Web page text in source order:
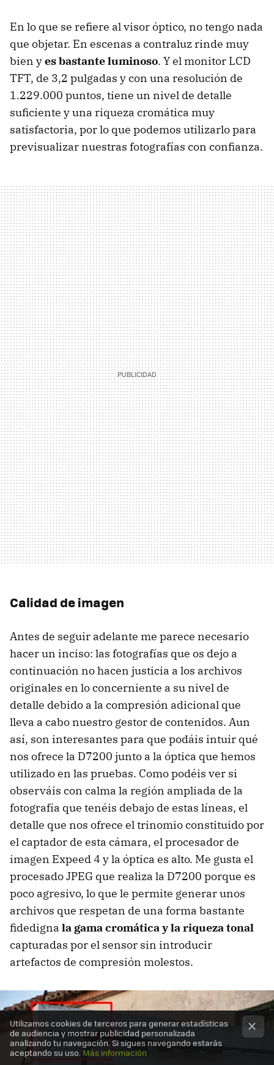
En lo que se refiere al visor óptico, no tengo nada
que objetar. En escenas a contraluz rinde muy
bien yes bastante luminoso. Y el monitor LCD
TFT, de 3,2 pulgadas y con una resolución de
1.229.000 puntos, tiene un nivel de detalle
suficiente y una riqueza cromática muy
satisfactoria, por lo que podemos utilizarlo para
previsualizar nuestras fotografías con confianza.
Calidad de imagen
Antes de seguir adelante me parece necesario
hacer un inciso: las fotografías que os dejo a
continuación no hacen justicia a los archivos
originales en lo concerniente a su nivel de
detalle debido a la compresión adicional que
lleva a cabo nuestro gestor de contenidos. Aun
así, son interesantes para que podáis intuir qué
nos ofrece la D7200 junto a la óptica que hemos
utilizado en las pruebas. Como podéis ver si
observáis con calma la región ampliada de la
fotografía que tenéis debajo de estas líneas, el
detalle que nos ofrece el trinomio constituido por
el captador de esta cámara, el procesador de
imagen Expeed 4 y la óptica es alto. Me gusta el
procesado JPEG que realiza la D7200 porque es
poco agresivo, lo que le permite generar unos
archivos que respetan de una forma bastante
fidedigna la gama cromática y la riqueza tonal
capturadas por el sensor sin introducir
artefactos de compresión molestos.
Utilizamos cookies de terceros para generar estadísticas
de audiencia y mostrar publicidad personalizada
analizando tu navegación. Si sigues navegando estarás
aceptando su uso. Más información